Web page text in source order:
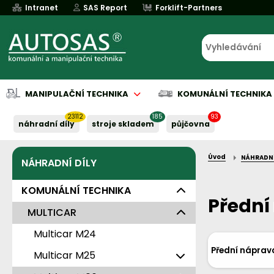
Intranet SAS Report Forklift-Partners
MANIPULAČNÍ TECHNIKA KOMUNÁLNÍ TECHNIKA
náhradní díly
23112
stroje skladem
185
půjčovna
93
NÁHRADNÍ DÍLY
KOMUNÁLNÍ TECHNIKA
MULTICAR
Multicar M24
Multicar M25
Úvod
Přední